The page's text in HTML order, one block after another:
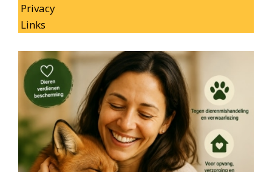
Privacy
Links